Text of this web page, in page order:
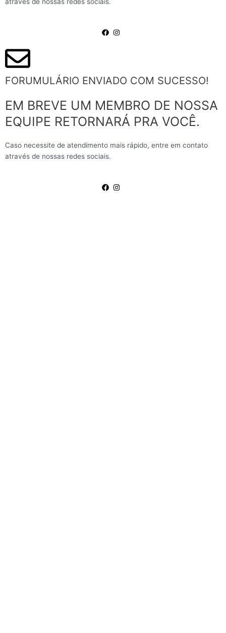
FORUMULÁRIO ENVIADO COM SUCESSO!
EM BREVE UM MEMBRO DE NOSSA
EQUIPE RETORNARÁ PRA VOCÊ.
Caso necessite de atendimento mais rápido, entre em contato
através de nossas redes sociais.